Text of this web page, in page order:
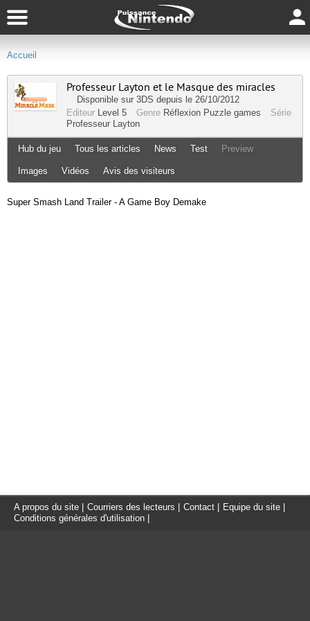
Accueil
Professeur Layton et le Masque des miracles
Disponible sur 3DS depuis le 26/10/2012
Editeur Level 5 Genre Réflexion Puzzle games
Série
Professeur Layton
Hub du jeu Tous les articles News Test Preview
Images Vidéos Avis des visiteurs
Super Smash Land Trailer - A Game Boy Demake
A propos du site Courriers des lecteurs Contact Equipe du site
Conditions générales d'utilisation